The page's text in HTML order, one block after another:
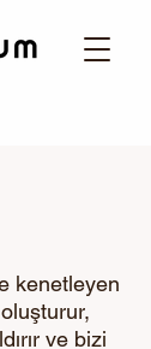
kenetleyen
ve bizi